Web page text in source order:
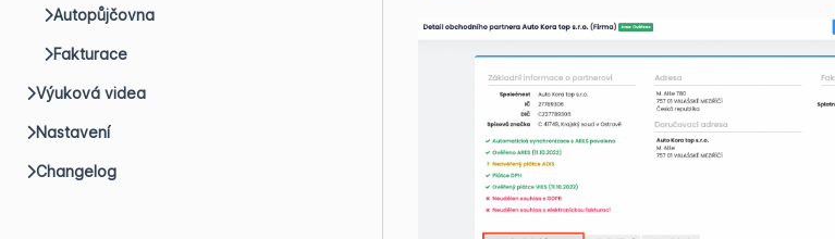
Autopůjčovna
Fakturace
Výuková videa
Nastavení
Changelog